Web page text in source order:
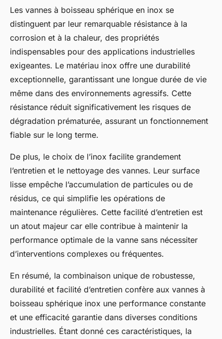
Les vannes à boisseau sphérique en inox se
distinguent par leur remarquable résistance à la
corrosion et à la chaleur, des propriétés
indispensables pour des applications industrielles
exigeantes. Le matériau inox offre une durabilité
exceptionnelle, garantissant une longue durée de vie
même dans des environnements agressifs. Cette
résistance réduit significativement les risques de
dégradation prématurée, assurant un fonctionnement
fiable sur le long terme.
De plus, le choix de l’inox facilite grandement
l’entretien et le nettoyage des vannes. Leur surface
lisse empêche l’accumulation de particules ou de
résidus, ce qui simplifie les opérations de
maintenance régulières. Cette facilité d’entretien est
un atout majeur car elle contribue à maintenir la
performance optimale de la vanne sans nécessiter
d’interventions complexes ou fréquentes.
En résumé, la combinaison unique de robustesse,
durabilité et facilité d’entretien confère aux vannes à
boisseau sphérique inox une performance constante
et une efficacité garantie dans diverses conditions
industrielles. Étant donné ces caractéristiques, la